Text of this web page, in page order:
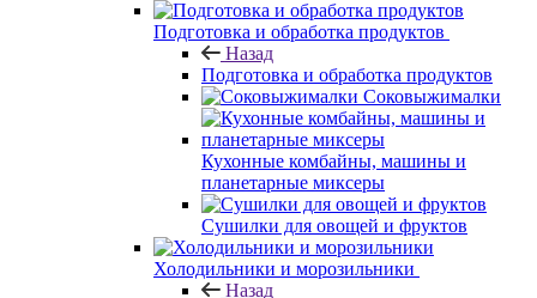
Подготовка и обработка продуктов
Назад
Подготовка и обработка продуктов
Соковыжималки
Кухонные комбайны, машины и
планетарные миксеры
Сушилки для овощей и фруктов
Холодильники и морозильники
Назад